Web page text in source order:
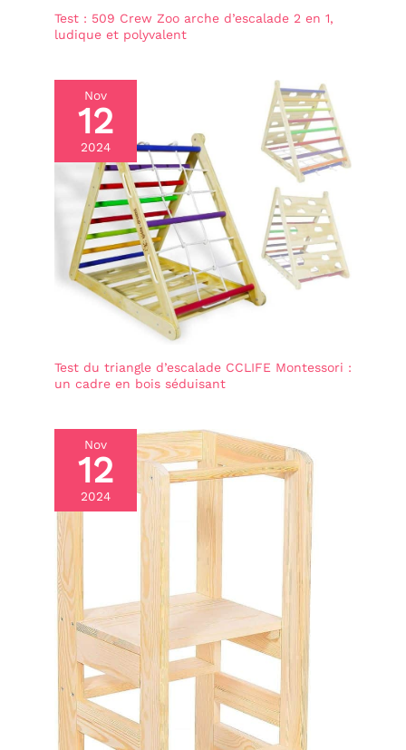
Cadeau idéal pour les
enfants : Parfaite pour
la cuisine, elle favorise la
motricité fine et la
participation aux activités
quotidiennes. Elle
améliore la coordination
œil-main et renforce les
muscles des mains et des
doigts. La Tour d
Observation Montessori
offre aux enfants une
merveilleuse opportunité
d'apprentissage. Vos
enfants seront ravis de
recevoir ce cadeau
d'anniversaire ou de Noël.
Test : 509 Crew Zoo arche d’escalade 2 en 1,
ludique et polyvalent
Nov
12
2024
Test du triangle d’escalade CCLIFE Montessori :
un cadre en bois séduisant
Nov
12
2024